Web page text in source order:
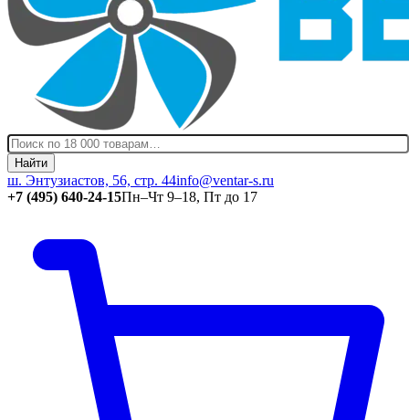
Найти
ш. Энтузиастов, 56, стр. 44info@ventar-s.ru
+7 (495) 640-24-15Пн–Чт 9–18, Пт до 17